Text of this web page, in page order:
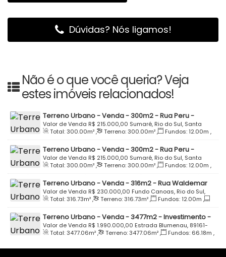
Dúvidas? Nós ligamos!
Não é o que você queria? Veja
estes imóveis relacionados!
Terreno Urbano - Venda - 300m2 - Rua Peru -
Parque Residencial Schroeder - Quadra I - Lote 07 -
Bairro Sumaré - Rio do Sul
R$ 215.000,00
Valor de Venda
Sumaré, Rio do Sul, Santa
Catarina, Brasil
Total:300.00m², Terreno:300.00m², Fundos:12.00m ,
Frente: 12.00m, Lado Direito: 25.00m ,
Lado Esquerdo:
25.00m
Terreno Urbano - Venda - 300m2 - Rua Peru -
Parque Residencial Schroeder - Quadra I - Lote 11 -
Bairro Sumaré - Rio do Sul
R$ 215.000,00
Valor de Venda
Sumaré, Rio do Sul, Santa
Catarina, Brasil
Total:300.00m², Terreno:300.00m², Fundos:12.00m ,
Frente: 12.00m, Lado Direito: 25.00m ,
Lado Esquerdo:
25.00m
Terreno Urbano - Venda - 316m2 - Rua Waldemar
Hoffmann - Loteamento Paraíso Verde - Quadra D -
Lote 23 - Fundo Canoas - Rio do Sul
R$ 230.000,00
Valor de Venda
Fundo Canoas, Rio do Sul,
Santa Catarina, Brasil
Total:316.73m², Terreno:316.73m², Fundos:12.00m ,
Frente: 12.00m, Lado Direito: 26.39m,
Lado Esquerdo:
26.39m
Terreno Urbano - Venda - 3477m2 - Investimento -
Estrada Blumenau - Bremer - Rio do Sul
R$ 1.990.000,00
Valor de Venda
Estrada Blumenau, 89161-
000, Bremer, Rio do Sul, Santa Catarina, Brasil
Total:3477.06m², Terreno:3477.06m², Fundos: 66.18m ,